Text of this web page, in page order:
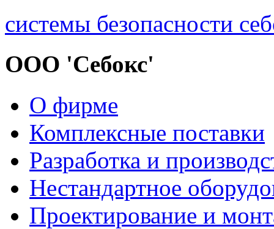
системы безопасности
ООО 'Себокс'
О фирме
Комплексные поставки
Разработка и
Нестандартное
Проектирование и